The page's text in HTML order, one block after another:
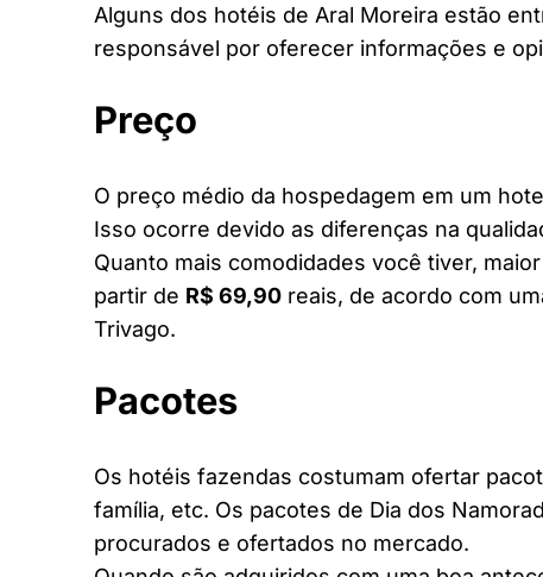
Alguns dos hotéis de Aral Moreira estão
responsável por oferecer informações e
Preço
O preço médio da hospedagem em um
Isso ocorre devido as diferenças na
Quanto mais comodidades você tiver,
partir de R$ 69,90 reais, de acordo com
Trivago.
Pacotes
Os hotéis fazendas costumam ofertar
família, etc. Os pacotes de Dia dos
procurados e ofertados no mercado.